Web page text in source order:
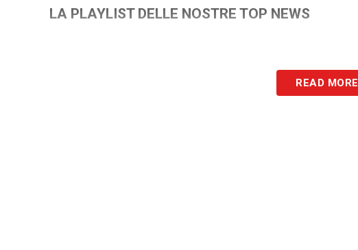
LA PLAYLIST DELLE NOSTRE TOP NEWS
READ MORE